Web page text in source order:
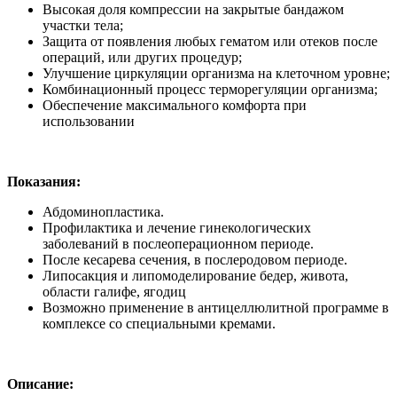
Высокая доля компрессии на закрытые бандажом
участки тела;
Защита от появления любых гематом или отеков после
операций, или других процедур;
Улучшение циркуляции организма на клеточном уровне;
Комбинационный процесс терморегуляции организма;
Обеспечение максимального комфорта при
использовании
Показания:
Абдоминопластика.
Профилактика и лечение гинекологических
заболеваний в послеоперационном периоде.
После кесарева сечения, в послеродовом периоде.
Липосакция и липомоделирование бедер, живота,
области галифе, ягодиц
Возможно применение в антицеллюлитной программе в
комплексе со специальными кремами.
Описание: